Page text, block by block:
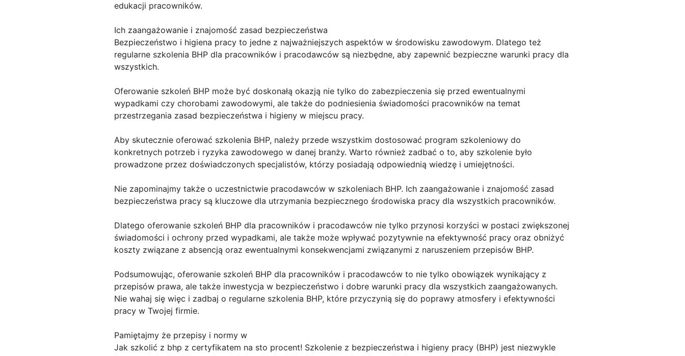
edukacji pracowników.
Ich zaangażowanie i znajomość zasad bezpieczeństwa
Bezpieczeństwo i higiena pracy to jedne z najważniejszych aspektów w środowisku zawodowym. Dlatego też
regularne szkolenia BHP dla pracowników i pracodawców są niezbędne, aby zapewnić bezpieczne warunki pracy dla
wszystkich.
Oferowanie szkoleń BHP może być doskonałą okazją nie tylko do zabezpieczenia się przed ewentualnymi
wypadkami czy chorobami zawodowymi, ale także do podniesienia świadomości pracowników na temat
przestrzegania zasad bezpieczeństwa i higieny w miejscu pracy.
Aby skutecznie oferować szkolenia BHP, należy przede wszystkim dostosować program szkoleniowy do
konkretnych potrzeb i ryzyka zawodowego w danej branży. Warto również zadbać o to, aby szkolenie było
prowadzone przez doświadczonych specjalistów, którzy posiadają odpowiednią wiedzę i umiejętności.
Nie zapominajmy także o uczestnictwie pracodawców w szkoleniach BHP. Ich zaangażowanie i znajomość zasad
bezpieczeństwa pracy są kluczowe dla utrzymania bezpiecznego środowiska pracy dla wszystkich pracowników.
Dlatego oferowanie szkoleń BHP dla pracowników i pracodawców nie tylko przynosi korzyści w postaci zwiększonej
świadomości i ochrony przed wypadkami, ale także może wpływać pozytywnie na efektywność pracy oraz obniżyć
koszty związane z absencją oraz ewentualnymi konsekwencjami związanymi z naruszeniem przepisów BHP.
Podsumowując, oferowanie szkoleń BHP dla pracowników i pracodawców to nie tylko obowiązek wynikający z
przepisów prawa, ale także inwestycja w bezpieczeństwo i dobre warunki pracy dla wszystkich zaangażowanych.
Nie wahaj się więc i zadbaj o regularne szkolenia BHP, które przyczynią się do poprawy atmosfery i efektywności
pracy w Twojej firmie.
Pamiętajmy że przepisy i normy w
Jak szkolić z bhp z certyfikatem na sto procent! Szkolenie z bezpieczeństwa i higieny pracy (BHP) jest niezwykle